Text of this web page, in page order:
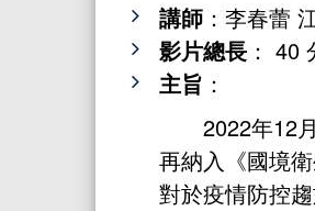
講師：李春蕾
影片總長： 40
主旨 ：
2022年12
再納入《國境
對於疫情防控